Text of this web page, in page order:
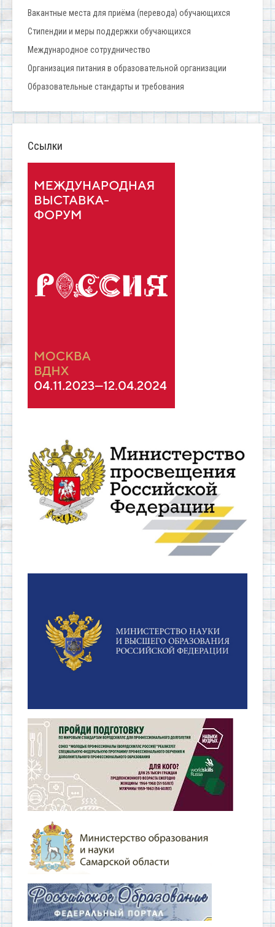
Вакантные места для приёма (перевода) обучающихся
Стипендии и меры поддержки обучающихся
Международное сотрудничество
Организация питания в образовательной организации
Образовательные стандарты и требования
Ссылки